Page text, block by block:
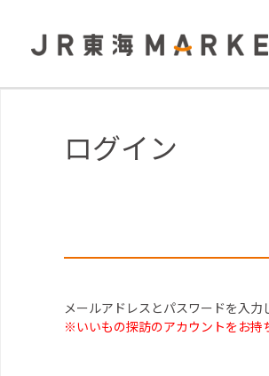
ログイン
メールアドレスとパスワードを入力
※いいもの探訪のアカウントをお持